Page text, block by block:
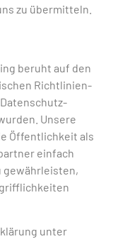
zu übermitteln.
beruht auf den
Richtlinien-
Unsere
Öffentlichkeit als
einfach
gewährleisten,
unter